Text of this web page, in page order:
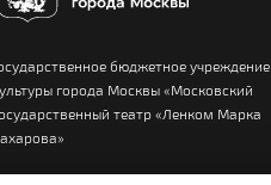
бюджетное учреждение
города Москвы «Московский
театр «Ленком Марка